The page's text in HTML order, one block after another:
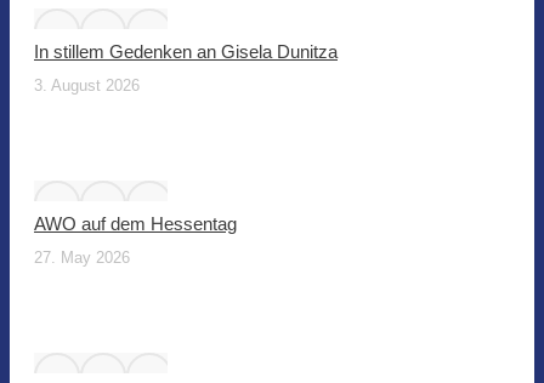
In stillem Gedenken an Gisela Dunitza
3. August 2026
AWO auf dem Hessentag
27. May 2026